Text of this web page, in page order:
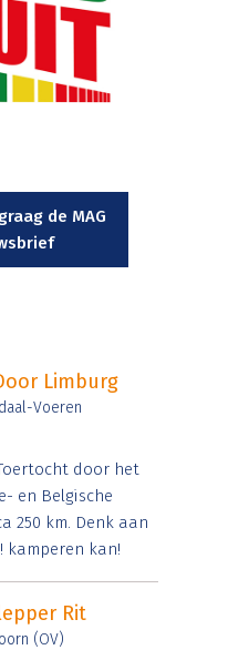
de MAG
Limburg
Voeren
door het
en Belgische
250 km. Denk aan
kamperen kan!
Rit
(OV)